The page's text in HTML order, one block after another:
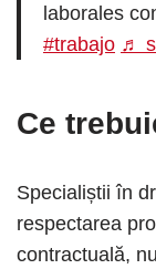
laborales
#trabajo ♬
Ce
Specialiștii în
respectarea
contractuală,